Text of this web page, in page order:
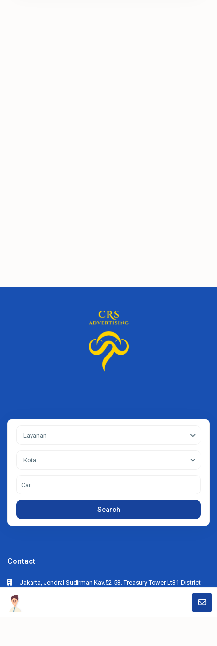
Layanan
Kota
Search
Contact
Jakarta, Jendral Sudirman Kav.52-53. Treasury Tower Lt31 District
SCBD Lot28. Jakarta Selatan
+62812-6286-7878